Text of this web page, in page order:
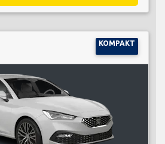
KOMPAKT